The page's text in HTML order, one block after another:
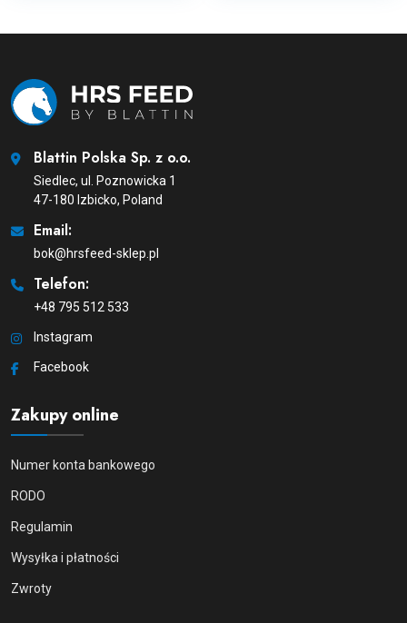
Blattin Polska Sp. z o.o.
Siedlec, ul. Poznowicka 1
47-180 Izbicko, Poland
Email:
bok@hrsfeed-sklep.pl
Telefon:
+48 795 512 533
Instagram
Facebook
Zakupy online
Numer konta bankowego
RODO
Regulamin
Wysyłka i płatności
Zwroty